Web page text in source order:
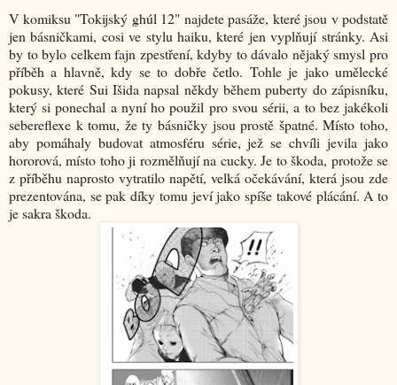
V komiksu "Tokijský ghúl 12" najdete pasáže, které jsou v podstatě
jen básničkami, cosi ve stylu haiku, které jen vyplňují stránky. Asi
by to bylo celkem fajn zpestření, kdyby to dávalo nějaký smysl pro
příběh a hlavně, kdy se to dobře četlo. Tohle je jako umělecké
pokusy, které Sui Išida napsal někdy během puberty do zápisníku,
který si ponechal a nyní ho použil pro svou sérii, a to bez jakékoli
sebereflexe k tomu, že ty básničky jsou prostě špatné. Místo toho,
aby pomáhaly budovat atmosféru série, jež se chvíli jevila jako
hororová, místo toho ji rozmělňují na cucky. Je to škoda, protože se
z příběhu naprosto vytratilo napětí, velká očekávání, která jsou zde
prezentována, se pak díky tomu jeví jako spíše takové plácání. A to
je sakra škoda.